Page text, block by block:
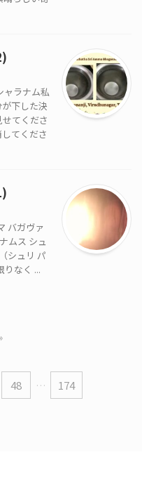
ャラナム私
下した決
てくださ
てくださ
バガヴァ
ムス シュ
シュリ パ
りなく ...
48 … 174